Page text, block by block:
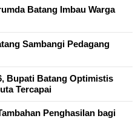
Batang Imbau Warga
Sambangi Pedagang
Bupati Batang Optimistis
Tercapai
Penghasilan bagi